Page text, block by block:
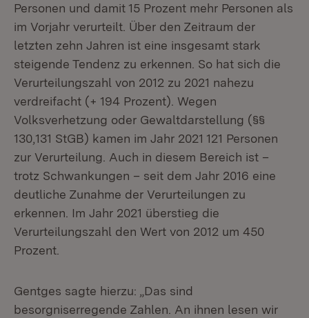
Personen und damit 15 Prozent mehr Personen als
im Vorjahr verurteilt. Über den Zeitraum der
letzten zehn Jahren ist eine insgesamt stark
steigende Tendenz zu erkennen. So hat sich die
Verurteilungszahl von 2012 zu 2021 nahezu
verdreifacht (+ 194 Prozent). Wegen
Volksverhetzung oder Gewaltdarstellung (§§
130,131 StGB) kamen im Jahr 2021 121 Personen
zur Verurteilung. Auch in diesem Bereich ist –
trotz Schwankungen – seit dem Jahr 2016 eine
deutliche Zunahme der Verurteilungen zu
erkennen. Im Jahr 2021 überstieg die
Verurteilungszahl den Wert von 2012 um 450
Prozent.
Gentges sagte hierzu: „Das sind
besorgniserregende Zahlen. An ihnen lesen wir